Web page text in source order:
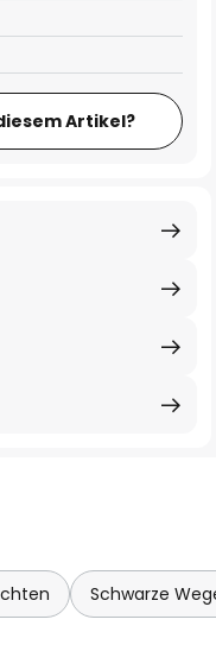
Artikel?
Schwarze